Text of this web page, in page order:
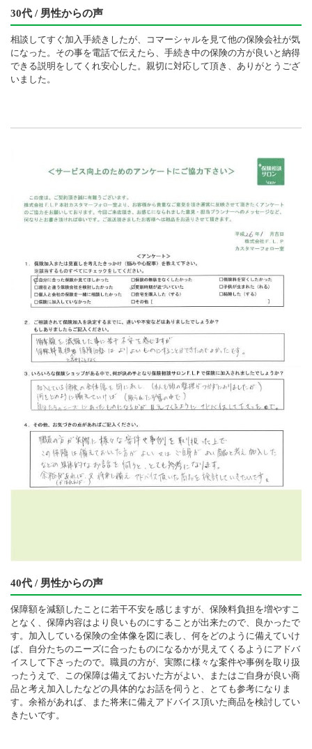
30代 / 男性からの声
相談してすぐ加入手続きしたが、コマーシャルを見て他の保険会社が気
になった。その事を電話で伝えたら、手続き中の保険の方が良いと納得
できる説明をしてくれ安心した。親切に対応して頂き、ありがとうござ
いました。
40代 / 男性からの声
保障額を減額したことに若干不安を感じますが、保険料負担を増やすこ
となく、保障内容はより良いものにすることが出来たので、良かったで
す。加入している保険の全体像を図に表し、何をどのように備えていけ
ば、自分たちのニーズに合ったものになるかが見えてくるようにアドバ
イスして下さったので。職員の方が、実際に様々な案件や事例を取り扱
ったうえで、この保障は備えておいた方がよい、またはご自身が良い商
品と考え加入したなどの具体的なお話を伺うと、とても参考になりま
す。余裕があれば、また将来に備えアドバイス頂いた商品を検討してい
きたいです。